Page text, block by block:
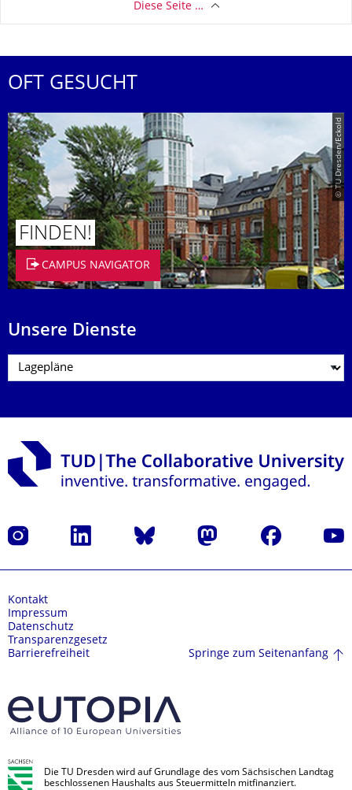
Diese Seite …
OFT GESUCHT
© TU Dresden/Eckold
FINDEN!
CAMPUS NAVIGATOR
Unsere Dienste
Instagram LinkedIn Bluesky Mastodon Facebook
Kontakt
Impressum
Datenschutz
Transparenzgesetz
Barrierefreiheit
Springe zum Seitenanfang
Die TU Dresden wird auf Grundlage des vom Sächsischen Landtag
beschlossenen Haushalts aus Steuermitteln mitfinanziert.